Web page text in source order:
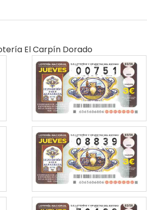
El Carpín Dorado